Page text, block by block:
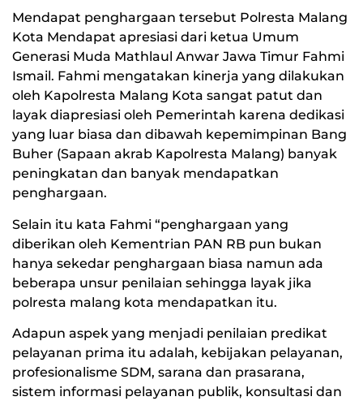
Mendapat penghargaan tersebut Polresta Malang
Kota Mendapat apresiasi dari ketua Umum
Generasi Muda Mathlaul Anwar Jawa Timur Fahmi
Ismail. Fahmi mengatakan kinerja yang dilakukan
oleh Kapolresta Malang Kota sangat patut dan
layak diapresiasi oleh Pemerintah karena dedikasi
yang luar biasa dan dibawah kepemimpinan Bang
Buher (Sapaan akrab Kapolresta Malang) banyak
peningkatan dan banyak mendapatkan
penghargaan.
Selain itu kata Fahmi “penghargaan yang
diberikan oleh Kementrian PAN RB pun bukan
hanya sekedar penghargaan biasa namun ada
beberapa unsur penilaian sehingga layak jika
polresta malang kota mendapatkan itu.
Adapun aspek yang menjadi penilaian predikat
pelayanan prima itu adalah, kebijakan pelayanan,
profesionalisme SDM, sarana dan prasarana,
sistem informasi pelayanan publik, konsultasi dan